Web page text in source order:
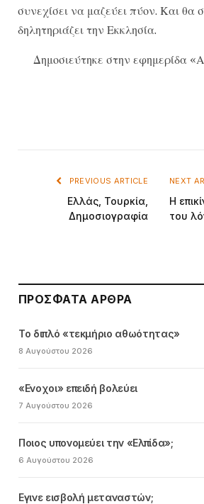
συνεχίσει να μαζεύει πύον. Και θα
δηλητηριάζει την Εκκλησία.
Δημοσιεύτηκε στην εφημερίδα
PREVIOUS ARTICLE
Ελλάς, Τουρκία,
Δημοσιογραφία
NEXT
Η
του
ΠΡΌΣΦΑΤΑ ΆΡΘΡΑ
Το διπλό «τεκμήριο αθωότητας»
8 Αυγούστου 2026
«Ενοχοι» επειδή βολεύει
7 Αυγούστου 2026
Ποιος υπονομεύει την «Ελπίδα»;
6 Αυγούστου 2026
Εγινε εισβολή μεταναστών;